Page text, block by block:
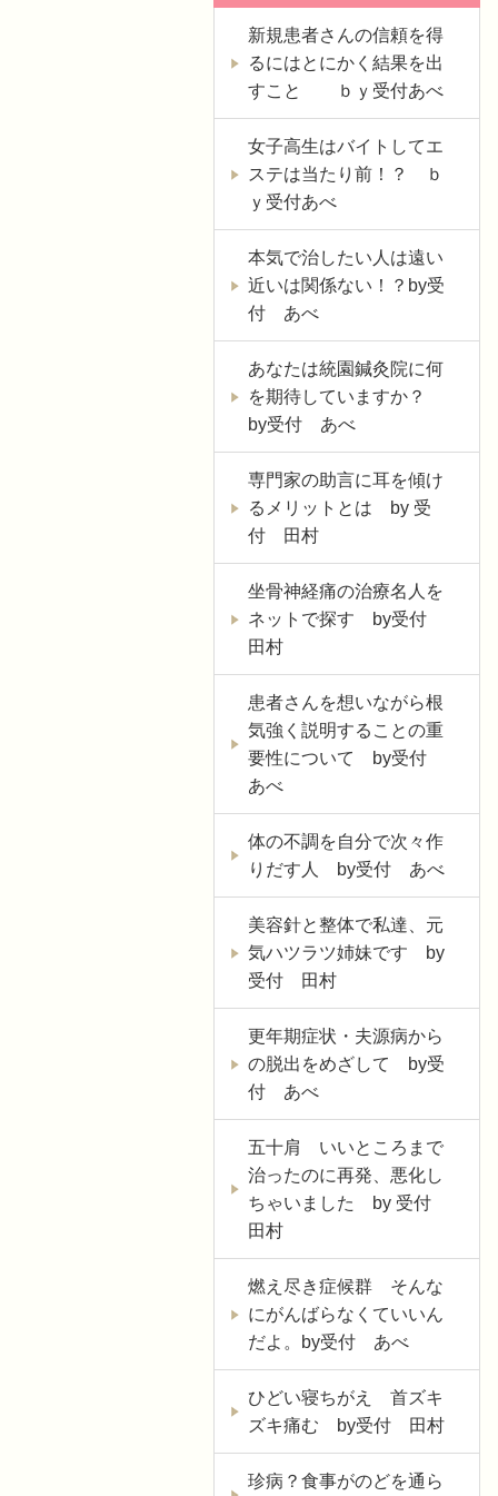
新規患者さんの信頼を得
るにはとにかく結果を出
すこと ｂｙ受付あべ
女子高生はバイトしてエ
ステは当たり前！？ ｂ
ｙ受付あべ
本気で治したい人は遠い
近いは関係ない！？by受
付 あべ
あなたは統園鍼灸院に何
を期待していますか？
by受付 あべ
専門家の助言に耳を傾け
るメリットとは by 受
付 田村
坐骨神経痛の治療名人を
ネットで探す by受付
田村
患者さんを想いながら根
気強く説明することの重
要性について by受付
あべ
体の不調を自分で次々作
りだす人 by受付 あべ
美容針と整体で私達、元
気ハツラツ姉妹です by
受付 田村
更年期症状・夫源病から
の脱出をめざして by受
付 あべ
五十肩 いいところまで
治ったのに再発、悪化し
ちゃいました by 受付
田村
燃え尽き症候群 そんな
にがんばらなくていいん
だよ。by受付 あべ
ひどい寝ちがえ 首ズキ
ズキ痛む by受付 田村
珍病？食事がのどを通ら